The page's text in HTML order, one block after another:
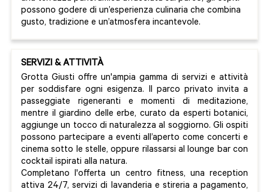
possono godere di un’esperienza culinaria che combina
gusto, tradizione e un’atmosfera incantevole.
SERVIZI & ATTIVITÀ
Grotta Giusti offre un'ampia gamma di servizi e attività
per soddisfare ogni esigenza. Il parco privato invita a
passeggiate rigeneranti e momenti di meditazione,
mentre il giardino delle erbe, curato da esperti botanici,
aggiunge un tocco di naturalezza al soggiorno. Gli ospiti
possono partecipare a eventi all’aperto come concerti e
cinema sotto le stelle, oppure rilassarsi al lounge bar con
cocktail ispirati alla natura.
Completano l'offerta un centro fitness, una reception
attiva 24/7, servizi di lavanderia e stireria a pagamento,